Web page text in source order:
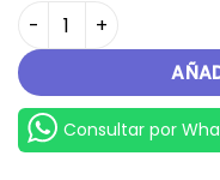
XPLORER 250 cantidad
Consultar por